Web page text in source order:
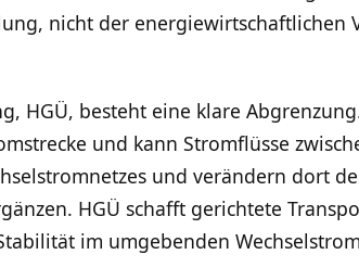
nicht der energiewirtschaftlichen
HGÜ, besteht eine klare
und kann Stromflüsse
und verändern dort
HGÜ schafft gerichtete
im umgebenden